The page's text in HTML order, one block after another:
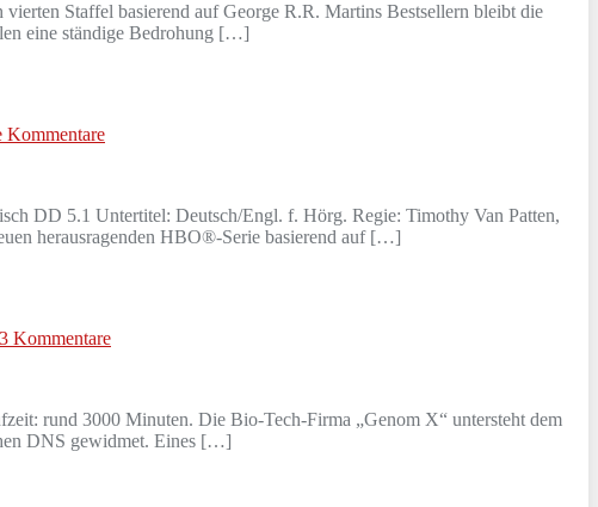
Staffel basierend auf George R.R. Martins Bestsellern bleibt die
eine ständige Bedrohung […]
Kommentare
DD 5.1 Untertitel: Deutsch/Engl. f. Hörg. Regie: Timothy Van Patten,
herausragenden HBO®-Serie basierend auf […]
3 Kommentare
rund 3000 Minuten. Die Bio-Tech-Firma „Genom X“ untersteht dem
DNS gewidmet. Eines […]